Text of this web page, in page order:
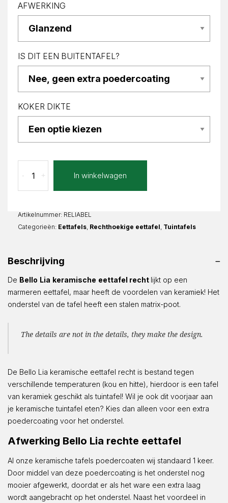
AFWERKING
IS DIT EEN BUITENTAFEL?
KOKER DIKTE
Lia
Recht
+
- In winkelwagen
Artikelnummer: RELIABEL
Categorieën: Eettafels Rechthoekige eettafel Tuintafels
Beschrijving
De Bello Lia keramische eettafel recht lijkt op een
marmeren eettafel, maar heeft de voordelen van keramiek! Het
onderstel van de tafel heeft een stalen matrix-poot.
The details are not in the details, they make the design.
De Bello Lia keramische eettafel recht is bestand tegen
verschillende temperaturen (kou en hitte), hierdoor is een tafel
van keramiek geschikt als tuintafel! Wil je ook dit voorjaar aan
je keramische tuintafel eten? Kies dan alleen voor een extra
poedercoating voor het onderstel.
Afwerking Bello Lia rechte eettafel
Al onze keramische tafels poedercoaten wij standaard 1 keer.
Door middel van deze poedercoating is het onderstel nog
mooier afgewerkt, doordat er als het ware een extra laag
wordt aangebracht op het onderstel. Naast het voordeel in